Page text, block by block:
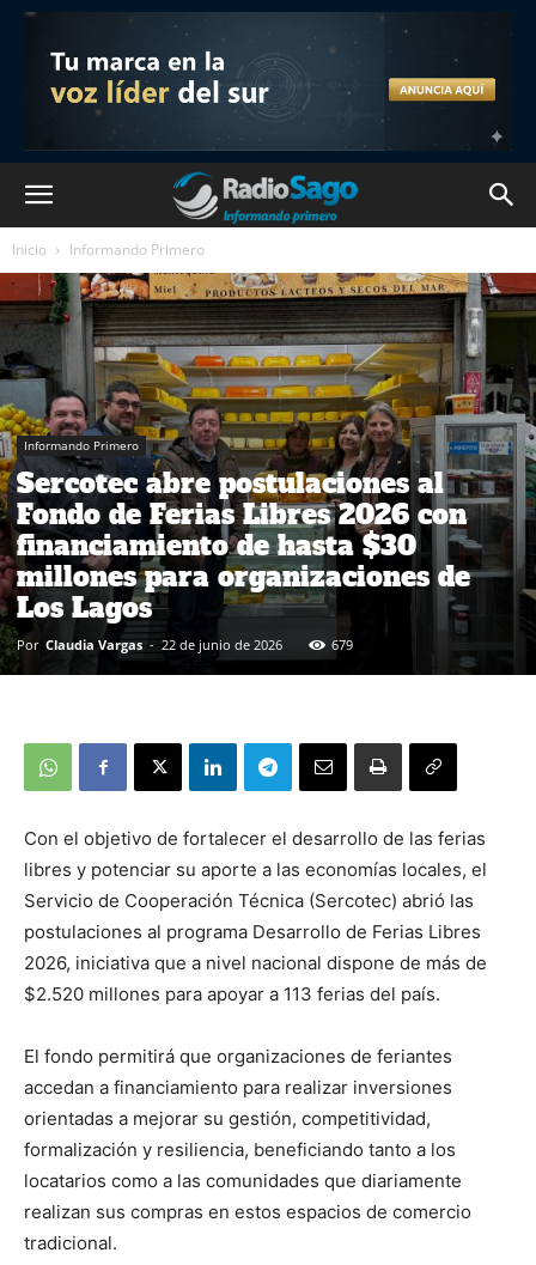
Inicio Informando Primero
Informando Primero
Sercotec abre postulaciones al
Fondo de Ferias Libres 2026 con
financiamiento de hasta $30
millones para organizaciones de
Los Lagos
Por Claudia Vargas - 22 de junio de 2026 679
Con el objetivo de fortalecer el desarrollo de las ferias
libres y potenciar su aporte a las economías locales, el
Servicio de Cooperación Técnica (Sercotec) abrió las
postulaciones al programa Desarrollo de Ferias Libres
2026, iniciativa que a nivel nacional dispone de más de
$2.520 millones para apoyar a 113 ferias del país.
El fondo permitirá que organizaciones de feriantes
accedan a financiamiento para realizar inversiones
orientadas a mejorar su gestión, competitividad,
formalización y resiliencia, beneficiando tanto a los
locatarios como a las comunidades que diariamente
realizan sus compras en estos espacios de comercio
tradicional.